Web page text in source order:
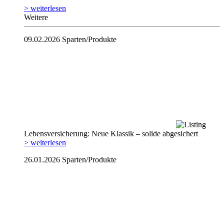
> weiterlesen
Weitere
09.02.2026 Sparten/Produkte
Lebensversicherung: Neue Klassik – solide abgesichert
> weiterlesen
26.01.2026 Sparten/Produkte